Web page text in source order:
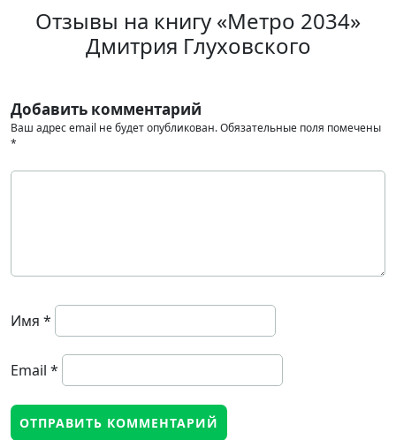
Отзывы на книгу «Метро 2034»
Дмитрия Глуховского
Добавить комментарий
Ваш адрес email не будет опубликован.Обязательные поля помечены
*
Имя *
Email *